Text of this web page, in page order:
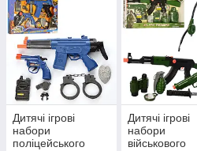
Дитячі ігрові
набори
поліцейського
Дитячі ігрові
набори
військового